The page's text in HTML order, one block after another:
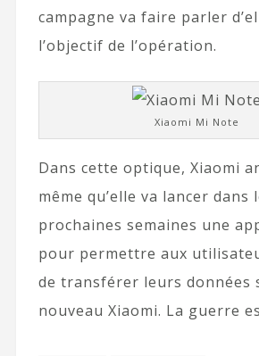
campagne va faire parler
l’objectif de l’opération.
Xiaomi Mi Note
Dans cette optique, Xiaomi
même qu’elle va lancer dans
prochaines semaines une
pour permettre aux
de transférer leurs données
nouveau Xiaomi. La guerre